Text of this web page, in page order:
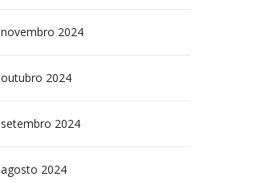
novembro 2024
outubro 2024
setembro 2024
agosto 2024